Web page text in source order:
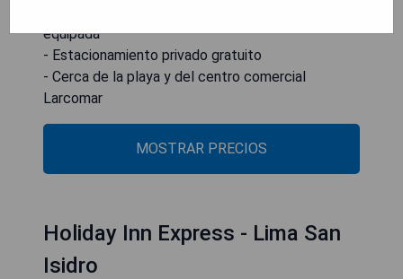
equipada
- Estacionamiento privado gratuito
- Cerca de la playa y del centro comercial
Larcomar
MOSTRAR PRECIOS
Holiday Inn Express - Lima San
Isidro